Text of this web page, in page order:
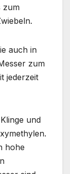
zum
auch in
zum
jederzeit
und
hohe